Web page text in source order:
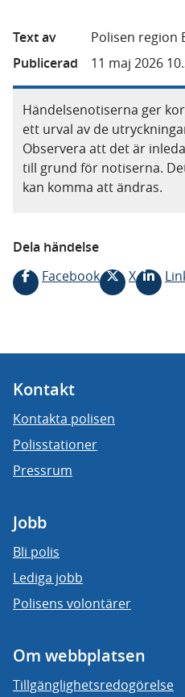
Text av
Polisen region
Publicerad
11 maj 2026
Händelsenotiserna ger
ett urval av de
Observera att det är
till grund för notiserna.
kan komma att ändras.
Dela händelse
Facebook
X
Kontakt
Kontakta polisen
Polisstationer
Pressrum
Jobb
Bli polis
Lediga jobb
Polisens volontärer
Om webbplatsen
Tillgänglighetsredogörelse